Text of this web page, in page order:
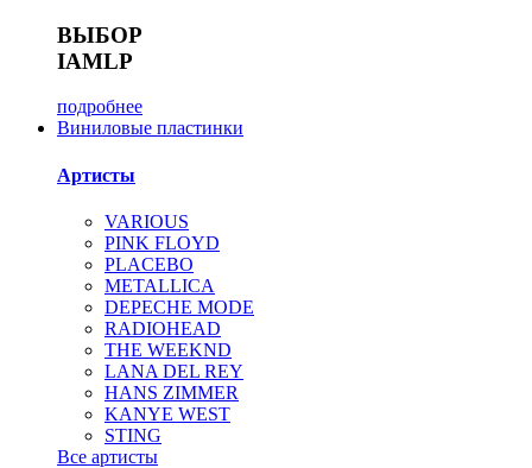
ВЫБОР
IAMLP
подробнее
Виниловые пластинки
Артисты
VARIOUS
PINK FLOYD
PLACEBO
METALLICA
DEPECHE MODE
RADIOHEAD
THE WEEKND
LANA DEL REY
HANS ZIMMER
KANYE WEST
STING
Все артисты